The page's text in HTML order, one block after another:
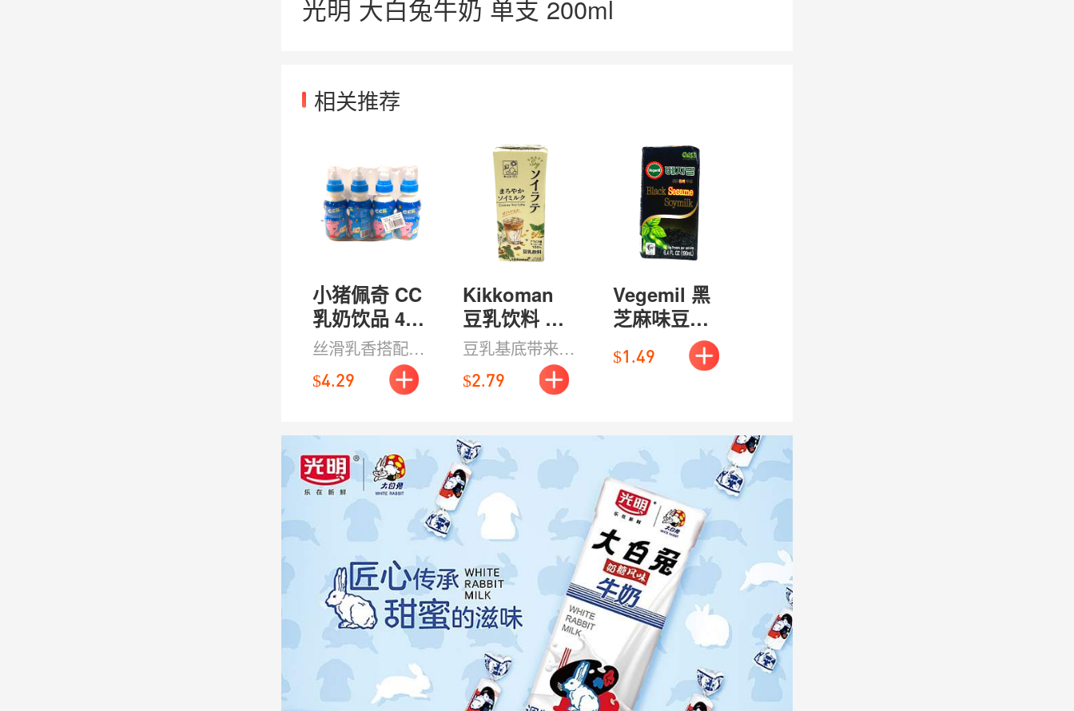
光明 大白兔牛奶 单支 200ml
相关推荐
小猪佩奇 CC
乳奶饮品 4瓶
入 125ml
丝滑乳香搭配可
爱小猪佩奇包
装，口感清爽微
大人也能随手来
一瓶。
$4.29
Kikkoman
豆乳饮料 柔
滑拿铁
豆乳基底带来更
柔顺的拿铁口
感，香醇而不
作为早餐搭档或
午后续能小饮，
一盒在手，元气
在线。
$2.79
Vegemil 黑
芝麻味豆乳
饮料 纸盒
装 190ml
$1.49